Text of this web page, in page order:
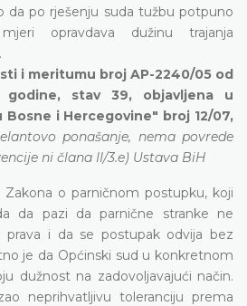
da po rješenju suda tužbu potpuno
opravdava dužinu trajanja
i meritumu broj AP-2240/05 od
godine, stav 39, objavljena u
Bosne i Hercegovine" broj 12/07,
ponašanje, nema povrede
ni člana II/3.e) Ustava BiH
o parničnom postupku, koji
da pazi da parnične stranke ne
prava i da se postupak odvija bez
je da Općinski sud u konkretnom
dužnost na zadovoljavajući način.
neprihvatljivu toleranciju prema